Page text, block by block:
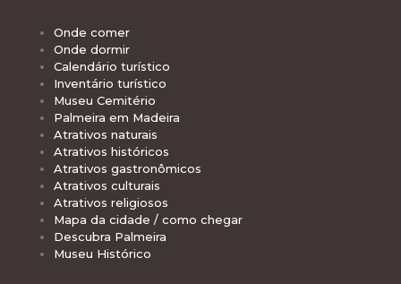
Onde comer
Onde dormir
Calendário turístico
Inventário turístico
Museu Cemitério
Palmeira em Madeira
Atrativos naturais
Atrativos históricos
Atrativos gastronômicos
Atrativos culturais
Atrativos religiosos
Mapa da cidade / como chegar
Descubra Palmeira
Museu Histórico